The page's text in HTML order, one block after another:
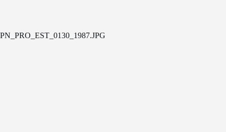
PN_PRO_EST_0130_1987.JPG